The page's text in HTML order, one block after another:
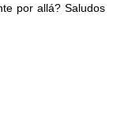
por allá? Saludos